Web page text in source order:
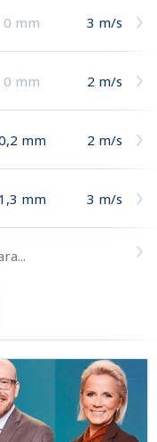
0 mm 3 m/s
0 mm 2 m/s
mm 2 m/s
1,3 mm 3 m/s